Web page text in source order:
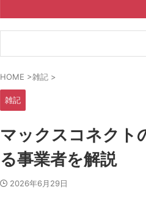
HOME >雑記 >
雑記
マックスコネクト
る事業者を解説
2026年6月29日